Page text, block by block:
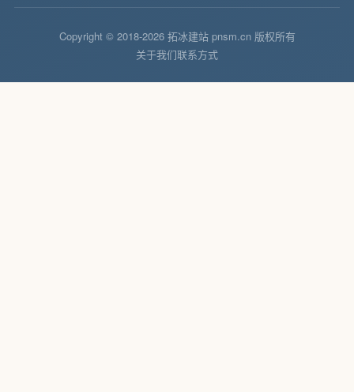
Copyright © 2018-2026 拓冰建站 pnsm.cn 版权所有
关于我们联系方式